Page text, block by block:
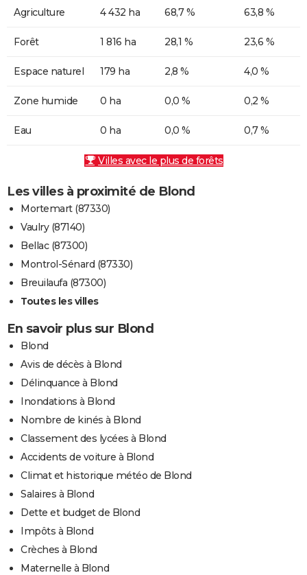
Agriculture 4 432 ha 68,7 % 63,8 %
Forêt 1 816 ha 28,1 % 23,6 %
Espace naturel 179 ha 2,8 % 4,0 %
Zone humide 0 ha 0,0 % 0,2 %
Eau 0 ha 0,0 % 0,7 %
Villes avec le plus de forêts
Les villes à proximité de Blond
Mortemart (87330)
Vaulry (87140)
Bellac (87300)
Montrol-Sénard (87330)
Breuilaufa (87300)
Toutes les villes
En savoir plus sur Blond
Blond
Avis de décès à Blond
Délinquance à Blond
Inondations à Blond
Nombre de kinés à Blond
Classement des lycées à Blond
Accidents de voiture à Blond
Climat et historique météo de Blond
Salaires à Blond
Dette et budget de Blond
Impôts à Blond
Crèches à Blond
Maternelle à Blond